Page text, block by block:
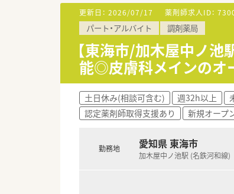
【想定される業務内容】
■皮膚科の処方箋を中心
■患者様一人ひとりに対
■店舗での一般用医薬
す。
【こんな方が活躍中】
■20代から30代の若手ス
■調剤未経験からスター
す。
■自身の頑張りが直接
更新日： 2026/07/17 薬剤師求人ID：
パート・アルバイト 調剤薬局
【東海市/加木屋中ノ
能◎皮膚科メインのオ
土日休み(相談可含む) 週32h以上
認定薬剤師取得支援あり
新規オープ
勤務地 愛知県 東海市
加木屋中ノ池駅 (名鉄河和線)